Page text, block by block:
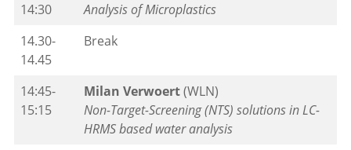
14:30
Analysis of Microplastics
14.30-
14.45
Break
14:45-
15:15
Milan Verwoert(WLN)
Non-Target-Screening (NTS) solutions in LC-
HRMS based water analysis